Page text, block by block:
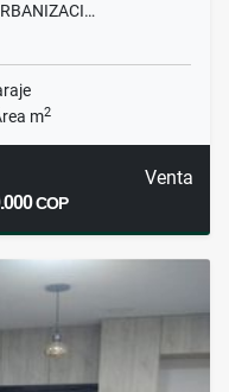
m2
Venta
COP